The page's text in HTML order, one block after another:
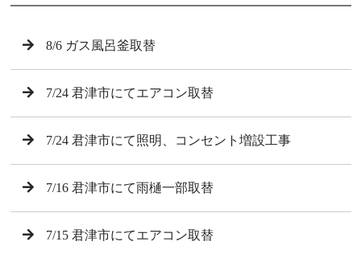
8/6 ガス風呂釜取替
7/24 君津市にてエアコン取替
7/24 君津市にて照明、コンセント増設工事
7/16 君津市にて雨樋一部取替
7/15 君津市にてエアコン取替